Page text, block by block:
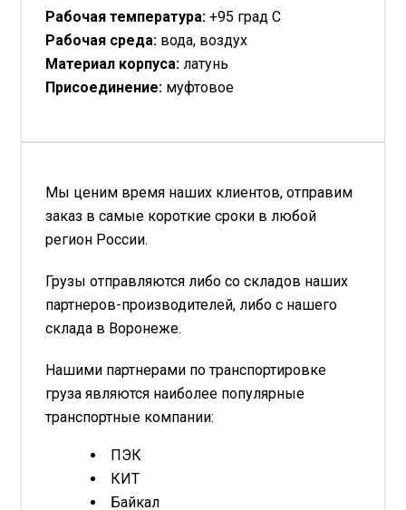
Рабочая температура: +95 град С
Рабочая среда: вода, воздух
Материал корпуса: латунь
Присоединение: муфтовое
Мы ценим время наших клиентов, отправим
заказ в самые короткие сроки в любой
регион России.
Грузы отправляются либо со складов наших
партнеров-производителей, либо с нашего
склада в Воронеже.
Нашими партнерами по транспортировке
груза являются наиболее популярные
транспортные компании:
ПЭК
КИТ
Байкал